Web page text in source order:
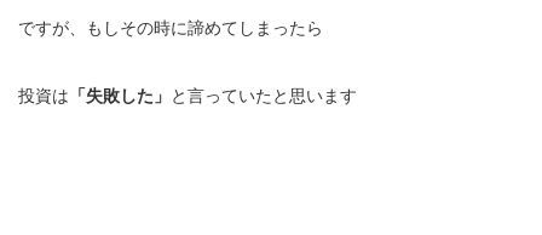
ですが、もしその時に諦めてしまったら
投資は 「失敗した」 と言っていたと思います